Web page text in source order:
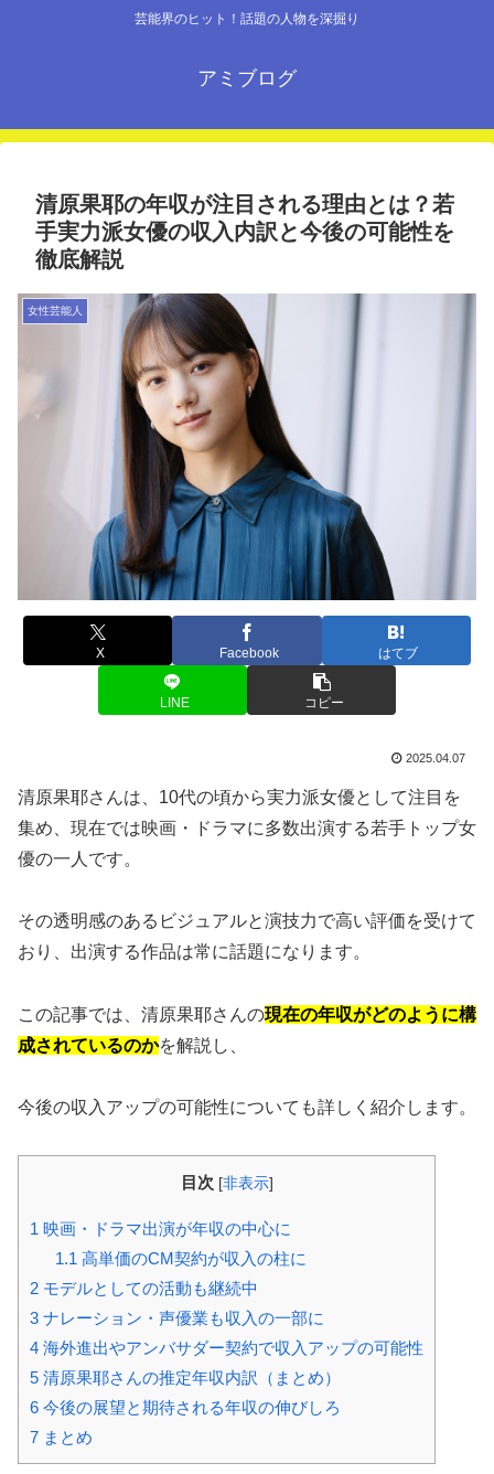
芸能界のヒット！話題の人物を深掘り
アミブログ
清原果耶の年収が注目される理由とは？若
手実力派女優の収入内訳と今後の可能性を
徹底解説
女性芸能人
X Facebook はてブ
LINE コピー
2025.04.07
清原果耶さんは、10代の頃から実力派女優として注目を
集め、現在では映画・ドラマに多数出演する若手トップ女
優の一人です。
その透明感のあるビジュアルと演技力で高い評価を受けて
おり、出演する作品は常に話題になります。
この記事では、清原果耶さんの現在の年収がどのように構
成されているのかを解説し、
今後の収入アップの可能性についても詳しく紹介します。
目次 [非表示]
1 映画・ドラマ出演が年収の中心に
1.1 高単価のCM契約が収入の柱に
2 モデルとしての活動も継続中
3 ナレーション・声優業も収入の一部に
4 海外進出やアンバサダー契約で収入アップの可能性
5 清原果耶さんの推定年収内訳（まとめ）
6 今後の展望と期待される年収の伸びしろ
7 まとめ